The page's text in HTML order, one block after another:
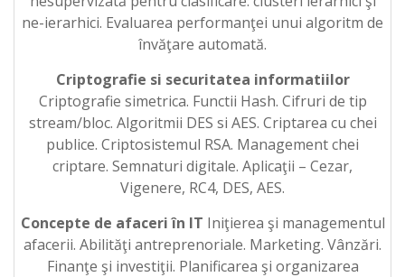
ne-ierarhici. Evaluarea performanţei unui algoritm de
învăţare automată.
Criptografie si securitatea informatiilor
Criptografie simetrica. Functii Hash. Cifruri de tip
stream/bloc. Algoritmii DES si AES. Criptarea cu chei
publice. Criptosistemul RSA. Management chei
criptare. Semnaturi digitale. Aplicaţii – Cezar,
Vigenere, RC4, DES, AES.
Concepte de afaceri în IT Iniţierea şi managementul
afacerii. Abilităţi antreprenoriale. Marketing. Vânzări.
Finanţe şi investiţii. Planificarea şi organizarea